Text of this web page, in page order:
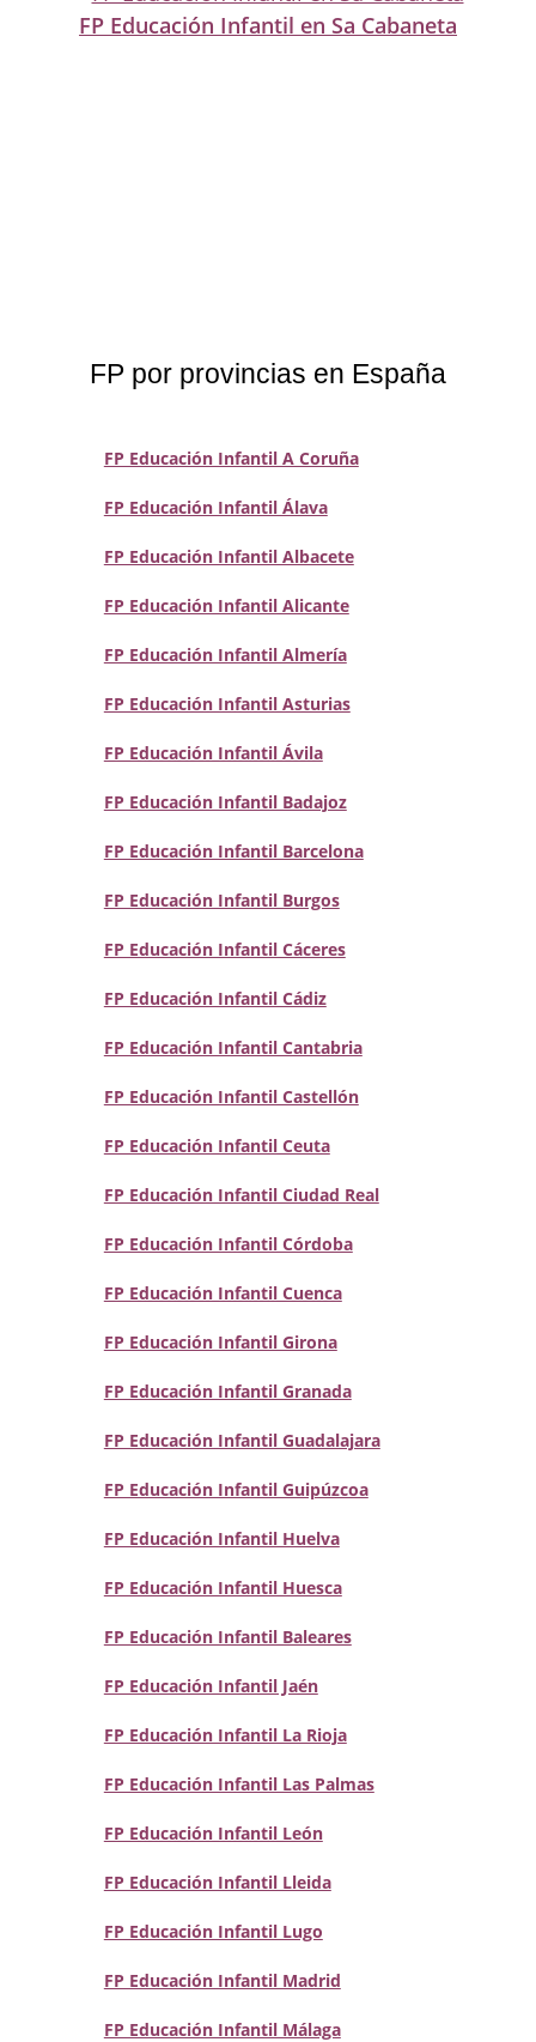
FP Educación Infantil en Sa Cabaneta
FP por provincias en España
FP Educación Infantil A Coruña
FP Educación Infantil Álava
FP Educación Infantil Albacete
FP Educación Infantil Alicante
FP Educación Infantil Almería
FP Educación Infantil Asturias
FP Educación Infantil Ávila
FP Educación Infantil Badajoz
FP Educación Infantil Barcelona
FP Educación Infantil Burgos
FP Educación Infantil Cáceres
FP Educación Infantil Cádiz
FP Educación Infantil Cantabria
FP Educación Infantil Castellón
FP Educación Infantil Ceuta
FP Educación Infantil Ciudad Real
FP Educación Infantil Córdoba
FP Educación Infantil Cuenca
FP Educación Infantil Girona
FP Educación Infantil Granada
FP Educación Infantil Guadalajara
FP Educación Infantil Guipúzcoa
FP Educación Infantil Huelva
FP Educación Infantil Huesca
FP Educación Infantil Baleares
FP Educación Infantil Jaén
FP Educación Infantil La Rioja
FP Educación Infantil Las Palmas
FP Educación Infantil León
FP Educación Infantil Lleida
FP Educación Infantil Lugo
FP Educación Infantil Madrid
FP Educación Infantil Málaga